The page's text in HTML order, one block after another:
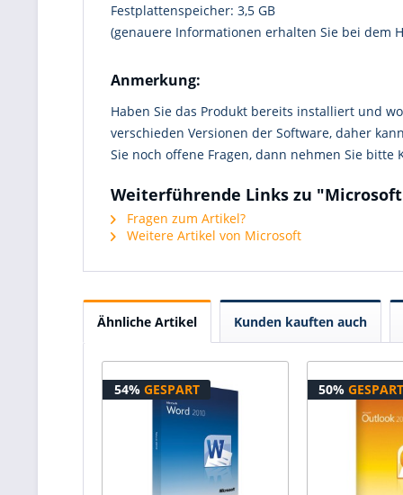
Festplattenspeicher: 3,5 GB
(genauere Informationen erhalten Sie bei dem
Anmerkung:
Haben Sie das Produkt bereits installiert und
verschieden Versionen der Software, daher
Sie noch offene Fragen, dann nehmen Sie
Weiterführende Links zu
Fragen zum Artikel?
Weitere Artikel von Microsoft
Ähnliche Artikel Kunden kauften auch
54% GESPART 50%